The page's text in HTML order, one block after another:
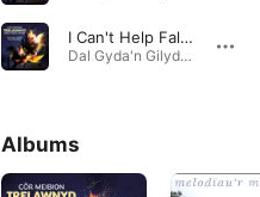
I Can't Help Falling In Love
Dal Gyda'n Gilydd / Still Together · 2024
Albums